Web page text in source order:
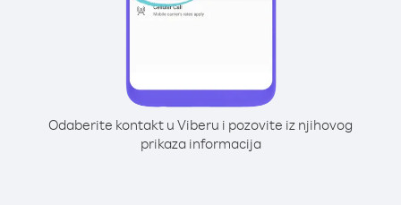
Odaberite kontakt u Viberu i pozovite iz njihovog
prikaza informacija